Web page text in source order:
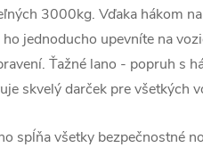
3000kg. Vďaka hákom
jednoducho upevníte na
Ťažné lano - popruh s
skvelý darček pre všetkých
spĺňa všetky bezpečnostné